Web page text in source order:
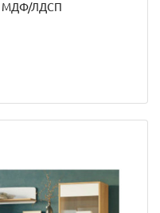
МДФ/ЛДСП